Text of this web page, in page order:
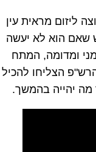
ליזום מראית עין
שאם הוא לא יעשה
ומדומה, המתח
הצליחו להכיל
מה יהייה בהמשך.